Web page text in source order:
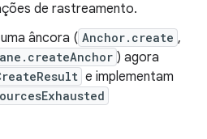
de rastreamento.
âncora ( Anchor.create ,
) agora
e implementam